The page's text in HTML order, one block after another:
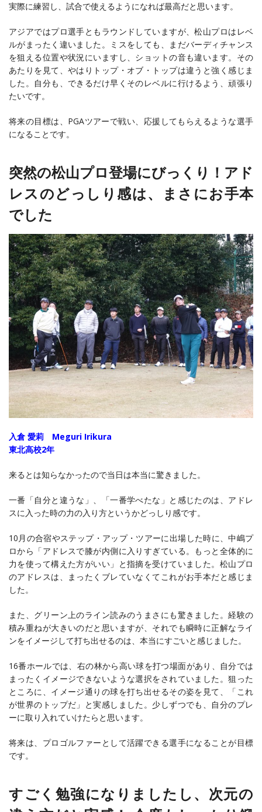
実際に練習し、試合で使えるようになれば最高だと思います。
アジアではプロ選手ともラウンドしていますが、松山プロはレベ
ルがまったく違いました。ミスをしても、まだバーディチャンス
を狙える位置や状況にいますし、ショットの音も違います。その
あたりを見て、やはりトップ・オブ・トップは違うと強く感じま
した。自分も、できるだけ早くそのレベルに行けるよう、頑張り
たいです。
将来の目標は、PGAツアーで戦い、応援してもらえるような選手
になることです。
突然の松山プロ登場にびっくり！アド
レスのどっしり感は、まさにお手本
でした
入倉 愛莉 Meguri Irikura
東北高校2年
来るとは知らなかったので当日は本当に驚きました。
一番「自分と違うな」、「一番学べたな」と感じたのは、アドレ
スに入った時の力の入り方というかどっしり感です。
10月の合宿やステップ・アップ・ツアーに出場した時に、中嶋プ
ロから「アドレスで膝が内側に入りすぎている。もっと全体的に
力を使って構えた方がいい」と指摘を受けていました。松山プロ
のアドレスは、まったくブレていなくてこれがお手本だと感じま
した。
また、グリーン上のライン読みのうまさにも驚きました。経験の
積み重ねが大きいのだと思いますが、それでも瞬時に正解なライ
ンをイメージして打ち出せるのは、本当にすごいと感じました。
16番ホールでは、右の林から高い球を打つ場面があり、自分では
まったくイメージできないような選択をされていました。狙った
ところに、イメージ通りの球を打ち出せるその姿を見て、「これ
が世界のトップだ」と実感しました。少しずつでも、自分のプレ
ーに取り入れていけたらと思います。
将来は、プロゴルファーとして活躍できる選手になることが目標
です。
すごく勉強になりましたし、次元の